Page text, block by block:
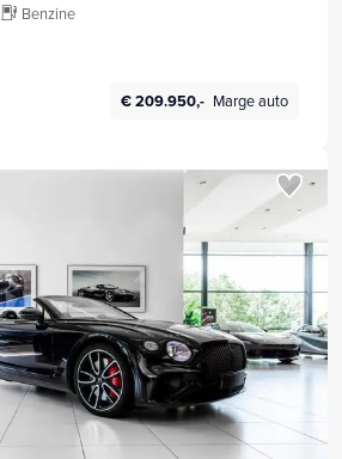
Benzine
€ 209.950,- Marge auto